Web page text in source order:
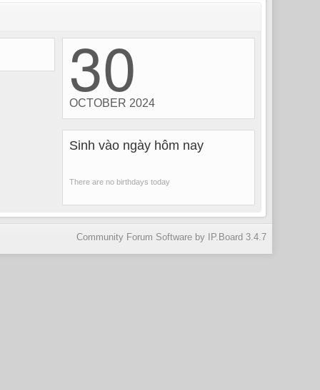
30
OCTOBER 2024
Sinh vào ngày hôm nay
There are no birthdays today
Community Forum Software by IP.Board 3.4.7